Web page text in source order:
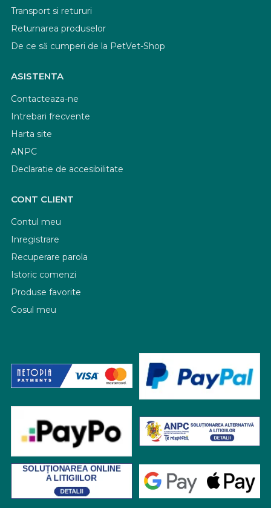
Transport si retururi
Returnarea produselor
De ce să cumperi de la PetVet-Shop
ASISTENTA
Contacteaza-ne
Intrebari frecvente
Harta site
ANPC
Declaratie de accesibilitate
CONT CLIENT
Contul meu
Inregistrare
Recuperare parola
Istoric comenzi
Produse favorite
Cosul meu